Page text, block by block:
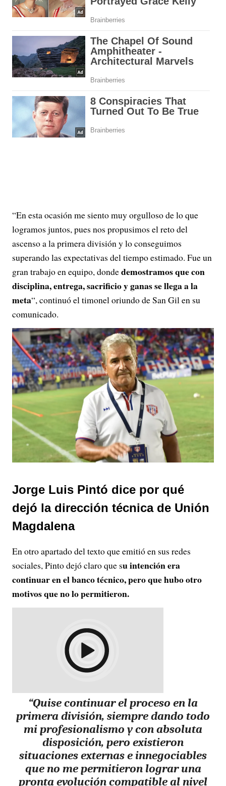
“En esta ocasión me siento muy orgulloso de lo que
logramos juntos, pues nos propusimos el reto del
ascenso a la primera división y lo conseguimos
superando las expectativas del tiempo estimado. Fue un
gran trabajo en equipo, dondedemostramos que con
disciplina, entrega, sacrificio y ganas se llega a la
meta“, continuó el timonel oriundo de San Gil en su
comunicado.
Jorge Luis Pintó dice por qué
dejó la dirección técnica de Unión
Magdalena
En otro apartado del texto que emitió en sus redes
sociales, Pinto dejó claro que su intención era
continuar en el banco técnico, pero que hubo otro
motivos que no lo permitieron.
“Quise continuar el proceso en la
primera división, siempre dando todo
mi profesionalismo y con absoluta
disposición, pero existieron
situaciones externas e innegociables
que no me permitieron lograr una
pronta evolución compatible al nivel